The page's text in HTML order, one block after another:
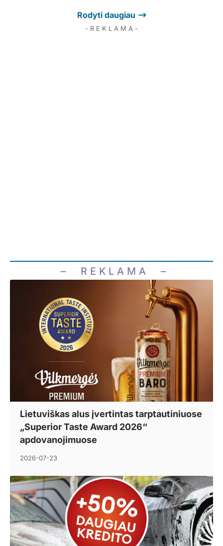
Rodyti daugiau
- R E K L A M A -
– R E K L A M A –
Lietuviškas alus įvertintas tarptautiniuose
„Superior Taste Award 2026“
apdovanojimuose
2026-07-23